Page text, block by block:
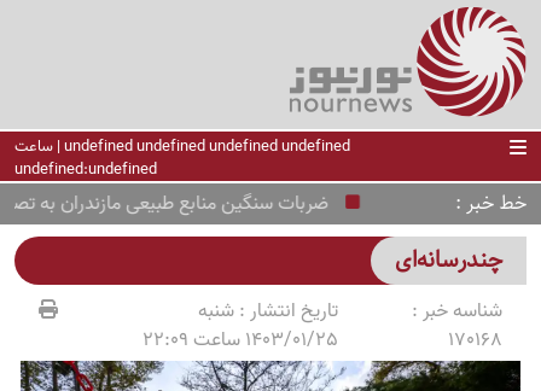
undefined undefined undefined undefined | ساعت
undefined:undefined
خط خبر ضربات سنگین منابع طبیعی مازندران به
چندرسانه‌ای
شناسه خبر :
170168
تاریخ انتشار :شنبه
1403/01/25 ساعت 22:09